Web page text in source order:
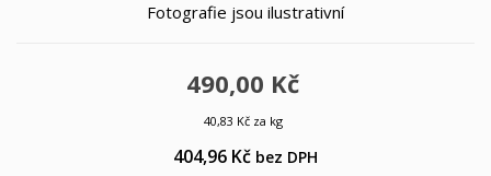
Fotografie jsou ilustrativní
490,00 Kč
40,83 Kč za kg
404,96 Kč bez DPH